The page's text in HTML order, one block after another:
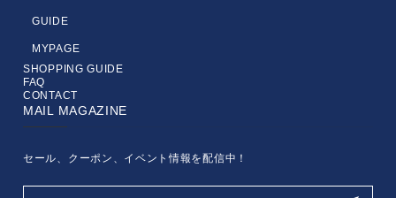
GUIDE
MYPAGE
SHOPPING GUIDE
FAQ
CONTACT
MAIL MAGAZINE
セール、クーポン、イベント情報を配信中！